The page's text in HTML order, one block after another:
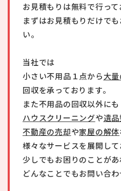
お見積もりは無料で行っ
まずはお見積もりだけで
い。
当社では
小さい不用品１点から大
回収を承っております。
また不用品の回収以外にも
ハウスクリーニングや遺
不動産の売却や家屋の解体
様々なサービスを展開して
少しでもお困りのことが
どんなことでもお問い合わ